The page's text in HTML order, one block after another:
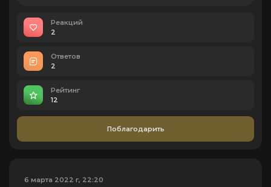
Реакций
2
Ответов
2
Рейтинг
12
Поблагодарить
6 марта 2022 г, 22:20